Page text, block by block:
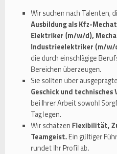
Wir suchen nach Talenten,
Ausbildung als Kfz-
Elektriker (m/w/d),
Industrieelektriker (m/w/
die durch einschlägige
Bereichen überzeugen.
Sie sollten über
Geschick und
bei Ihrer Arbeit sowohl
Tag legen.
Wir schätzen Flexibilität,
Teamgeist.Ein gültiger
rundet Ihr Profil ab.